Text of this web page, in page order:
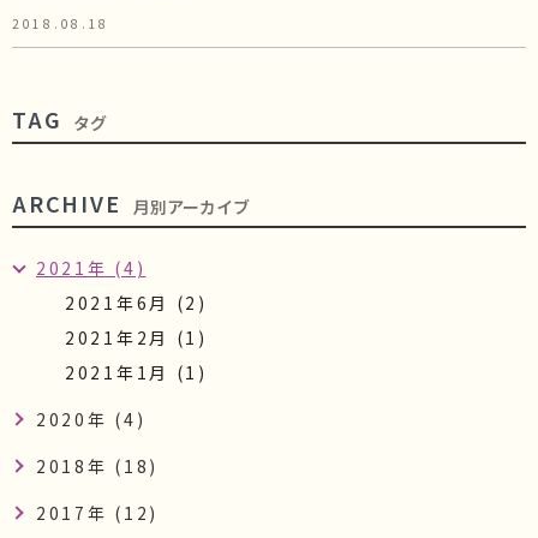
2018.08.18
TAG タグ
ARCHIVE 月別アーカイブ
2021年 (4)
2021年6月 (2)
2021年2月 (1)
2021年1月 (1)
2020年 (4)
2018年 (18)
2017年 (12)